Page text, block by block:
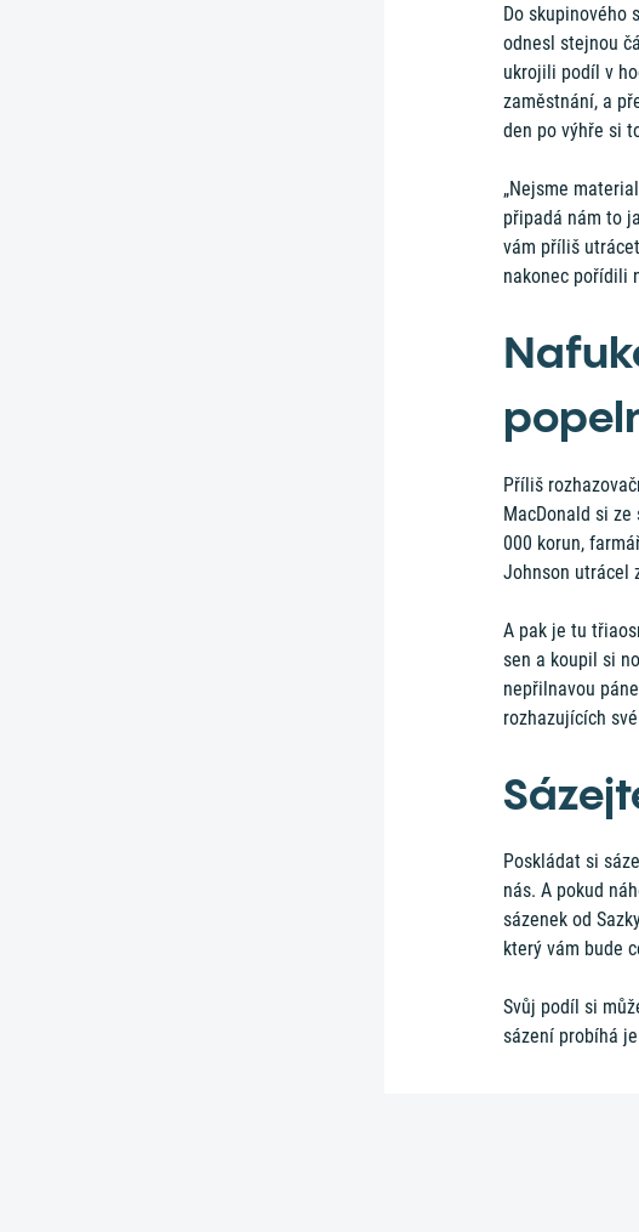
Do skupinového
odnesl stejnou
ukrojili podíl v
zaměstnání, a
den po výhře si
„Nejsme
připadá nám to
vám příliš
nakonec pořídili
Příliš
MacDonald si
000 korun,
Johnson utrácel
A pak je tu
sen a koupil si
nepřilnavou
rozhazujících
Poskládat si
nás. A pokud
sázenek od
který vám bude
Svůj podíl si
sázení probíhá